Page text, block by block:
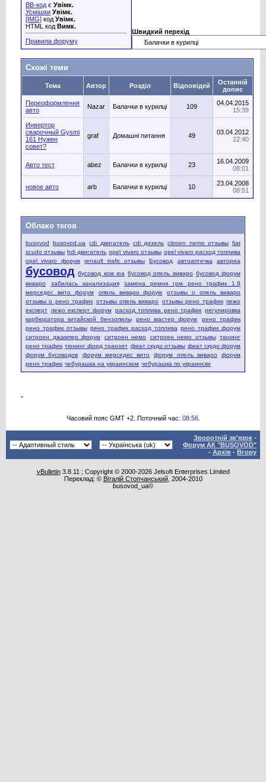
BB-код є Увімк.
Усмішки Увімк.
[IMG] код Увімк.
HTML код Вимк.
Правила форуму
Швидкий перехід
Схожі теми
Тема Автор Розділ Відповідей
Останній
допис
Переоформлення
авто
Nazar Балачки в курилці 109
04.04.2015
15:39
Инвертор
сварочный Gysmi
161 Нужен
совет?
graf Домашні питання 49
03.04.2012
22:40
Авто тест abez Балачки в курилці 23
16.04.2009
08:01
новое авто arb Балачки в курилці 10
23.04.2008
08:51
Облако тегов
busovod busovod.ua cdi двигатель cdi дизель citroen nemo отзывы fiat
scudo отзывы hdi двигатель opel vivaro отзывы opel vivaro расход топлива
opel vivaro форум
renault trafic отзывы Бусовод автоаптечка авториа
бусовод бусовод ком юа бусовод опель виваро бусовод форум
виваро
забилась канализация
замена ремня грм рено трафик 1.9
мерседес вито форум
опель виваро форум
отзывы о опель виваро
отзывы о рено трафик отзывы опель виваро отзывы рено трафик пежо
експерт пежо експерт форум расход топлива рено трафик регулировка
карбюратора китайской бензопилы
рено мастер форум
рено трафик
рено трафик отзывы рено трафик расход топлива рено трафик форум
ситроен джампер форум
ситроен немо ситроен немо отзывы тюнинг
рено трафик тюнинг форд транзит фиат скудо отзывы фиат скудо форум
форум бусоводов
форум мерседес вито форум опель виваро
форум
рено трафик чебурашка на украинском чебурашка по украински
Часовий пояс GMT +2. Поточний час: 08:56.
Зворотній зв'язок -
Форум АК "BUSOVOD"
- Архів - Вгору
vBulletin3.8.11 ; Copyright © 2000-2026 Jelsoft Enterprises Limited
Переклад: © Віталій Стопчанський, 2004-2010
busovod_ua©